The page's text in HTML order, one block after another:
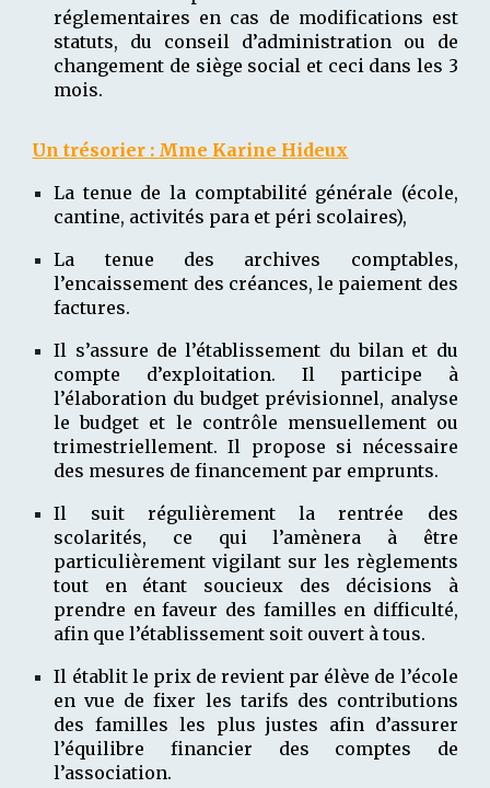
réglementaires en cas de modifications est
statuts, du conseil d’administration ou de
changement de siège social et ceci dans les 3
mois.
Un trésorier : Mme Karine Hideux
La tenue de la comptabilité générale (école,
cantine, activités para et péri scolaires),
La tenue des archives comptables,
l’encaissement des créances, le paiement des
factures.
Il s’assure de l’établissement du bilan et du
compte d’exploitation. Il participe à
l’élaboration du budget prévisionnel, analyse
le budget et le contrôle mensuellement ou
trimestriellement. Il propose si nécessaire
des mesures de financement par emprunts.
Il suit régulièrement la rentrée des
scolarités, ce qui l’amènera à être
particulièrement vigilant sur les règlements
tout en étant soucieux des décisions à
prendre en faveur des familles en difficulté,
afin que l’établissement soit ouvert à tous.
Il établit le prix de revient par élève de l’école
en vue de fixer les tarifs des contributions
des familles les plus justes afin d’assurer
l’équilibre financier des comptes de
l’association.